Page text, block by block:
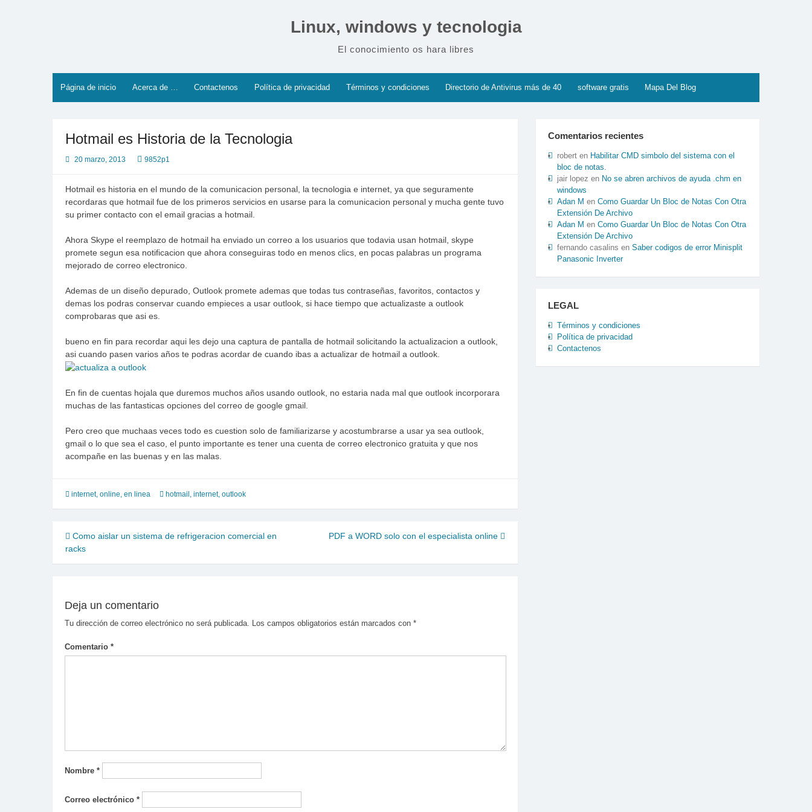
Linux, windows y tecnologia
El conocimiento os hara libres
Página de inicio Acerca de … Contactenos Política de privacidad Términos y condiciones Directorio de Antivirus más de 40 software gratis Mapa Del Blog
Hotmail es Historia de la Tecnologia
20 marzo, 2013 9852p1
Hotmail es historia en el mundo de la comunicacion personal, la tecnologia e internet, ya que seguramente
recordaras que hotmail fue de los primeros servicios en usarse para la comunicacion personal y mucha gente tuvo
su primer contacto con el email gracias a hotmail.
Ahora Skype el reemplazo de hotmail ha enviado un correo a los usuarios que todavia usan hotmail, skype
promete segun esa notificacion que ahora conseguiras todo en menos clics, en pocas palabras un programa
mejorado de correo electronico.
Ademas de un diseño depurado, Outlook promete ademas que todas tus contraseñas, favoritos, contactos y
demas los podras conservar cuando empieces a usar outlook, si hace tiempo que actualizaste a outlook
comprobaras que asi es.
bueno en fin para recordar aqui les dejo una captura de pantalla de hotmail solicitando la actualizacion a outlook,
asi cuando pasen varios años te podras acordar de cuando ibas a actualizar de hotmail a outlook.
En fin de cuentas hojala que duremos muchos años usando outlook, no estaria nada mal que outlook incorporara
muchas de las fantasticas opciones del correo de google gmail.
Pero creo que muchaas veces todo es cuestion solo de familiarizarse y acostumbrarse a usar ya sea outlook,
gmail o lo que sea el caso, el punto importante es tener una cuenta de correo electronico gratuita y que nos
acompañe en las buenas y en las malas.
internet, online, en linea hotmail internet, outlook
Navegación
de
Como aislar un sistema de refrigeracion comercial en
racks
PDF a WORD solo con el especialista online
Deja un comentario
Tu dirección de correo electrónico no será publicada. Los campos obligatorios están marcados con *
Comentario *
Nombre *
Correo electrónico *
Comentarios recientes
roberten Habilitar CMD simbolo del sistema con el
bloc de notas.
jair lopez en No se abren archivos de ayuda .chm en
windows
Adan M en Como Guardar Un Bloc de Notas Con Otra
Extensión De Archivo
Adan M en Como Guardar Un Bloc de Notas Con Otra
Extensión De Archivo
fernando casalins en Saber codigos de error Minisplit
Panasonic Inverter
LEGAL
Términos y condiciones
Política de privacidad
Contactenos